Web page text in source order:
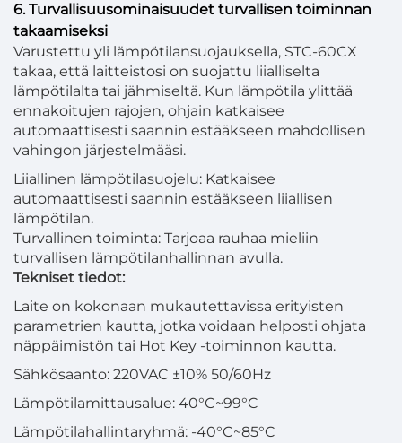
6. Turvallisuusominaisuudet turvallisen toiminnan
takaamiseksi
Varustettu yli lämpötilansuojauksella, STC-60CX
takaa, että laitteistosi on suojattu liialliselta
lämpötilalta tai jähmiseltä. Kun lämpötila ylittää
ennakoitujen rajojen, ohjain katkaisee
automaattisesti saannin estääkseen mahdollisen
vahingon järjestelmääsi.
Liiallinen lämpötilasuojelu: Katkaisee
automaattisesti saannin estääkseen liiallisen
lämpötilan.
Turvallinen toiminta: Tarjoaa rauhaa mieliin
turvallisen lämpötilanhallinnan avulla.
Tekniset tiedot:
Laite on kokonaan mukautettavissa erityisten
parametrien kautta, jotka voidaan helposti ohjata
näppäimistön tai Hot Key -toiminnon kautta.
Sähkösaanto: 220VAC ±10% 50/60Hz
Lämpötilamittausalue: 40°C~99°C
Lämpötilahallintaryhmä: -40°C~85°C